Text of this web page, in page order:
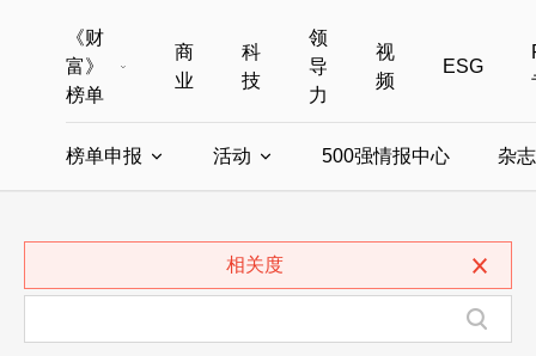
《财
富》
榜单
全部榜单
中国最具影响力商界女性
商
业
科
技
领
导
力
视
频
ESG
榜单申报 活动 500强情报中心 杂
相关度